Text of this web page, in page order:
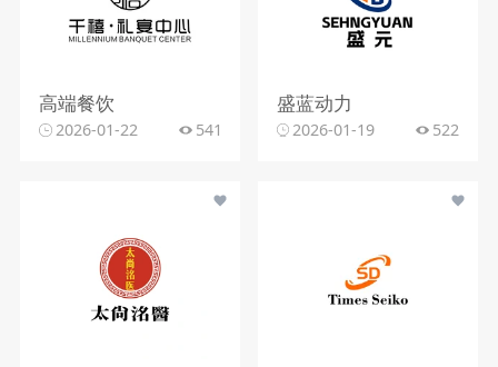
高端餐饮
2026-01-22 541
盛蓝动力
2026-01-19 522